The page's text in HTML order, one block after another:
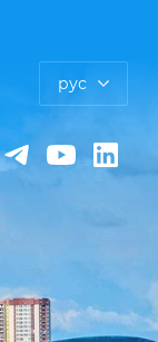
рус